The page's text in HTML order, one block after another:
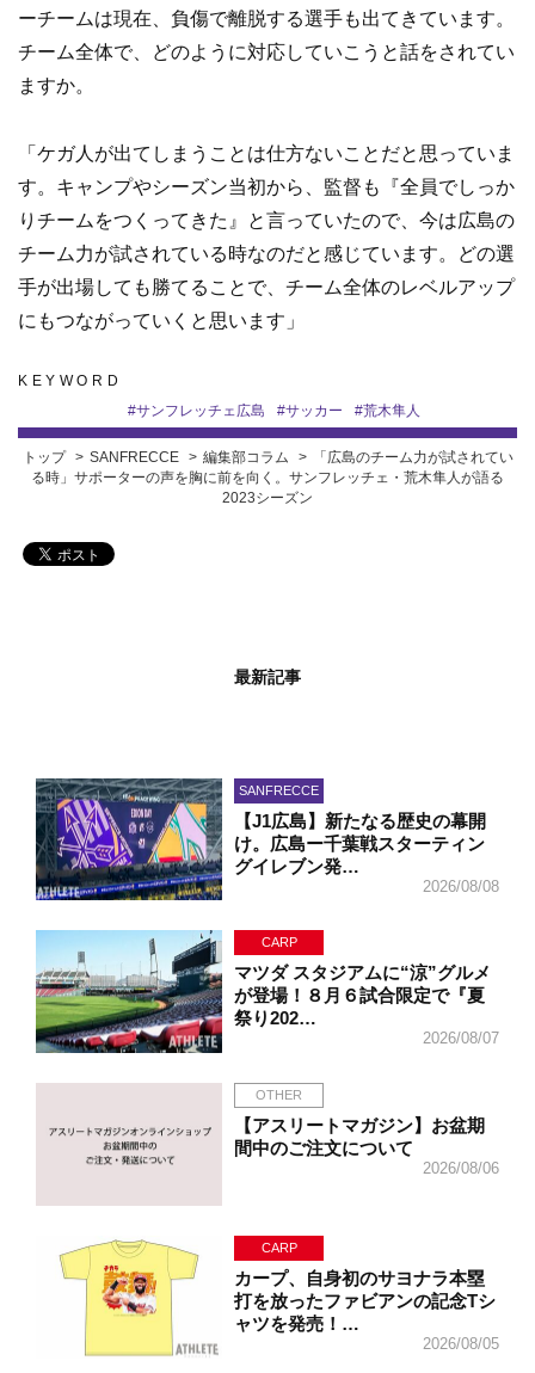
ーチームは現在、負傷で離脱する選手も出てきています。
チーム全体で、どのように対応していこうと話をされてい
ますか。
「ケガ人が出てしまうことは仕方ないことだと思っていま
す。キャンプやシーズン当初から、監督も『全員でしっか
りチームをつくってきた』と言っていたので、今は広島の
チーム力が試されている時なのだと感じています。どの選
手が出場しても勝てることで、チーム全体のレベルアップ
にもつながっていくと思います」
KEYWORD
#サンフレッチェ広島 #サッカー #荒木隼人
トップ SANFRECCE 編集部コラム
「広島のチーム力が試されてい
る時」サポーターの声を胸に前を向く。サンフレッチェ・荒木隼人が語る
2023シーズン
最新記事
SANFRECCE
【J1広島】新たなる歴史の幕開
け。広島ー千葉戦スターティン
グイレブン発…
2026/08/08
CARP
マツダ スタジアムに“涼”グルメ
が登場！８月６試合限定で『夏
祭り202…
2026/08/07
OTHER
【アスリートマガジン】お盆期
間中のご注文について
2026/08/06
CARP
カープ、自身初のサヨナラ本塁
打を放ったファビアンの記念Tシ
ャツを発売！…
2026/08/05